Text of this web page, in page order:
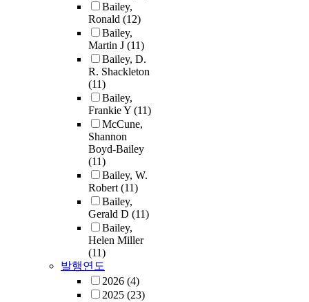
Bailey,
Ronald (12)
Bailey,
Martin J (11)
Bailey, D.
R. Shackleton
(11)
Bailey,
Frankie Y (11)
McCune,
Shannon
Boyd-Bailey
(11)
Bailey, W.
Robert(11)
Bailey,
Gerald D (11)
Bailey,
Helen Miller
(11)
발행연도
2026 (4)
2025 (23)